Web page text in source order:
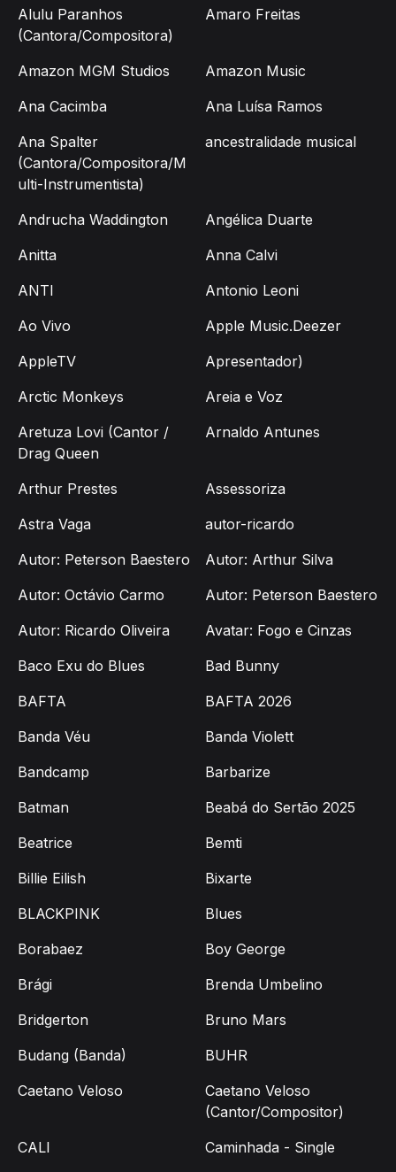
Alulu Paranhos
(Cantora/Compositora)
Amaro Freitas
Amazon MGM Studios
Amazon Music
Ana Cacimba
Ana Luísa Ramos
Ana Spalter
(Cantora/Compositora/M
ulti-Instrumentista)
ancestralidade musical
Andrucha Waddington
Angélica Duarte
Anitta
Anna Calvi
ANTI
Antonio Leoni
Ao Vivo
Apple Music.Deezer
AppleTV
Apresentador)
Arctic Monkeys
Areia e Voz
Aretuza Lovi (Cantor /
Drag Queen
Arnaldo Antunes
Arthur Prestes
Assessoriza
Astra Vaga
autor-ricardo
Autor: Peterson Baestero
Autor: Arthur Silva
Autor: Octávio Carmo
Autor: Peterson Baestero
Autor: Ricardo Oliveira
Avatar: Fogo e Cinzas
Baco Exu do Blues
Bad Bunny
BAFTA
BAFTA 2026
Banda Véu
Banda Violett
Bandcamp
Barbarize
Batman
Beabá do Sertão 2025
Beatrice
Bemti
Billie Eilish
Bixarte
BLACKPINK
Blues
Borabaez
Boy George
Brági
Brenda Umbelino
Bridgerton
Bruno Mars
Budang (Banda)
BUHR
Caetano Veloso
Caetano Veloso
(Cantor/Compositor)
CALI
Caminhada - Single